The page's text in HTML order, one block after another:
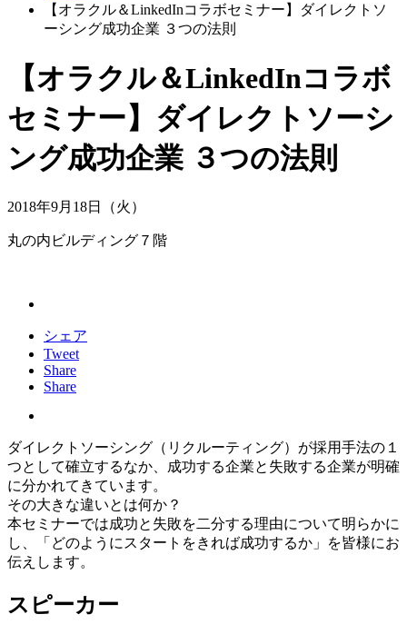
【オラクル＆LinkedInコラボセミナー】ダイレクトソ
ーシング成功企業 ３つの法則
【オラクル＆LinkedInコラボ
セミナー】ダイレクトソーシ
ング成功企業 ３つの法則
2018年9月18日（火）
丸の内ビルディング７階
シェア
Tweet
Share
Share
ダイレクトソーシング（リクルーティング）が採用手法の１
つとして確立するなか、成功する企業と失敗する企業が明確
に分かれてきています。
その大きな違いとは何か？
本セミナーでは成功と失敗を二分する理由について明らかに
し、「どのようにスタートをきれば成功するか」を皆様にお
伝えします。
スピーカー